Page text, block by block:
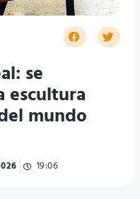
se
escultura
mundo
19:06